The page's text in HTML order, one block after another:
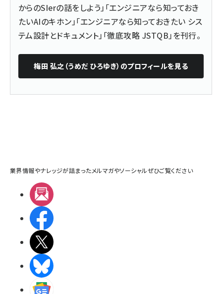
からのSIerの話をしよう」「エンジニアなら知っておき
たいAIのキホン」「エンジニアなら知っておきたい シス
テム設計とドキュメント」「徹底攻略 JSTQB」を刊行。
梅田 弘之（うめだ ひろゆき） のプロフィールを見る
業界情報やナレッジが詰まったメルマガやソーシャルぜひご覧ください